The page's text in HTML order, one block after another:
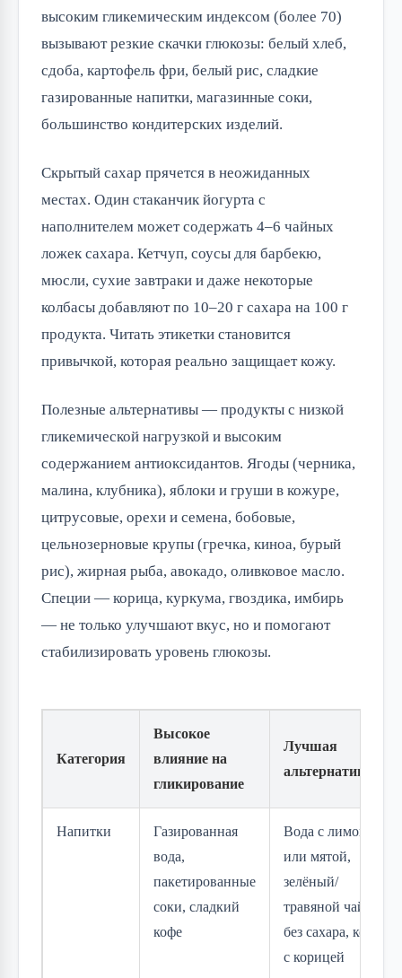
высоким гликемическим индексом (более 70)
вызывают резкие скачки глюкозы: белый хлеб,
сдоба, картофель фри, белый рис, сладкие
газированные напитки, магазинные соки,
большинство кондитерских изделий.
Скрытый сахар прячется в неожиданных
местах. Один стаканчик йогурта с
наполнителем может содержать 4–6 чайных
ложек сахара. Кетчуп, соусы для барбекю,
мюсли, сухие завтраки и даже некоторые
колбасы добавляют по 10–20 г сахара на 100 г
продукта. Читать этикетки становится
привычкой, которая реально защищает кожу.
Полезные альтернативы — продукты с низкой
гликемической нагрузкой и высоким
содержанием антиоксидантов. Ягоды (черника,
малина, клубника), яблоки и груши в кожуре,
цитрусовые, орехи и семена, бобовые,
цельнозерновые крупы (гречка, киноа, бурый
рис), жирная рыба, авокадо, оливковое масло.
Специи — корица, куркума, гвоздика, имбирь
— не только улучшают вкус, но и помогают
стабилизировать уровень глюкозы.
Категория
Высокое
влияние на
гликирование
Лучшая
альтернатива
Напитки
Газированная
вода,
пакетированные
соки, сладкий
кофе
Вода с лимоном
или мятой,
зелёный/
травяной чай
без сахара, кофе
с корицей